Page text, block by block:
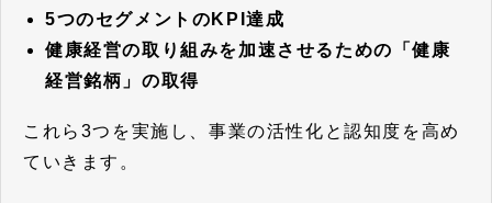
5つのセグメントのKPI達成
健康経営の取り組みを加速させるための「健康
経営銘柄」の取得
これら3つを実施し、事業の活性化と認知度を高め
ていきます。